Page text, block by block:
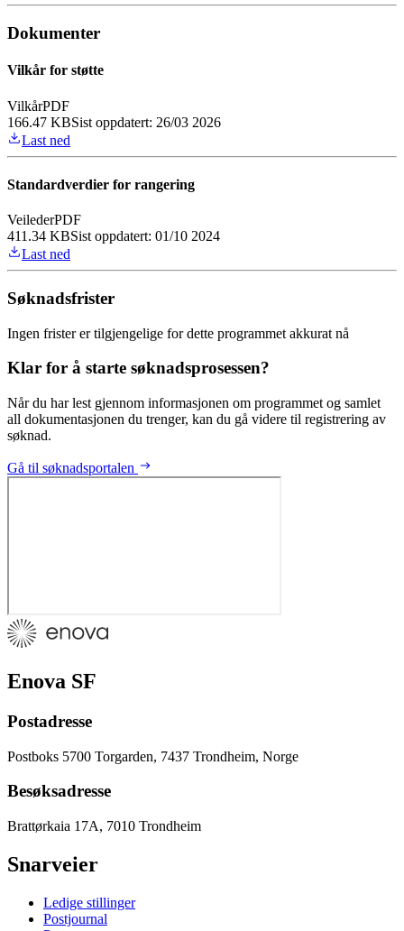
Dokumenter
Vilkår for støtte
VilkårPDF
166.47 KBSist oppdatert: 26/03 2026
Last ned
Standardverdier for rangering
VeilederPDF
411.34 KBSist oppdatert: 01/10 2024
Last ned
Søknadsfrister
Ingen frister er tilgjengelige for dette programmet akkurat nå
Klar for å starte søknadsprosessen?
Når du har lest gjennom informasjonen om programmet og samlet
all dokumentasjonen du trenger, kan du gå videre til registrering av
søknad.
Gå til søknadsportalen
Enova SF
Postadresse
Postboks 5700 Torgarden, 7437 Trondheim, Norge
Besøksadresse
Brattørkaia 17A, 7010 Trondheim
Snarveier
Ledige stillinger
Postjournal